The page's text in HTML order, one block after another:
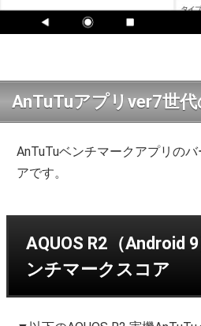
AnTuTuアプリver7世
AnTuTuベンチマークアプリの
アです。
AQUOS R2（Android
ンチマークスコア